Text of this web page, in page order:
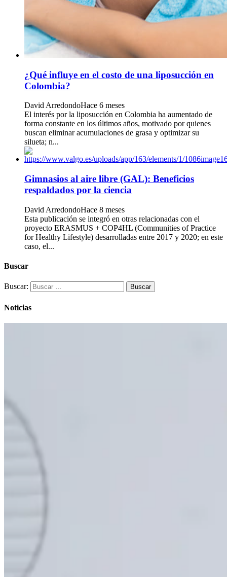
¿Qué influye en el costo de una liposucción en
Colombia?
David ArredondoHace 6 meses
El interés por la liposucción en Colombia ha aumentado de
forma constante en los últimos años, motivado por quienes
buscan eliminar acumulaciones de grasa y optimizar su
silueta; n...
Gimnasios al aire libre (GAL): Beneficios
respaldados por la ciencia
David ArredondoHace 8 meses
Esta publicación se integró en otras relacionadas con el
proyecto ERASMUS + COP4HL (Communities of Practice
for Healthy Lifestyle) desarrolladas entre 2017 y 2020; en este
caso, el...
Buscar
Buscar:
Noticias